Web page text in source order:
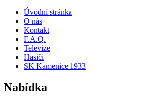
Úvodní stránka
O nás
Kontakt
F.A.Q.
Televize
Hasiči
SK Kamenice 1933
Nabídka